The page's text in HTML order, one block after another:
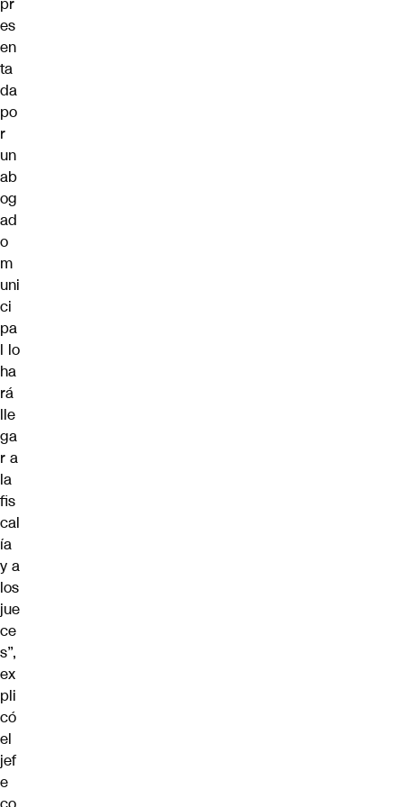
es
en
ta
da
po
r
un
ab
og
ad
o
m
uni
ci
pa
l lo
ha
rá
lle
ga
r a
la
fis
cal
ía
y a
los
jue
ce
s”,
ex
pli
có
el
jef
e